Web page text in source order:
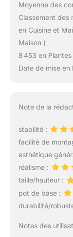
Moyenne des
Classement des
en Cuisine et
Maison )
8 453 en
Date de mise
Note de la
stabilité :
facilité de
esthétique
réalisme :
taille/hauteur :
pot de base :
durabilité/
Notes des